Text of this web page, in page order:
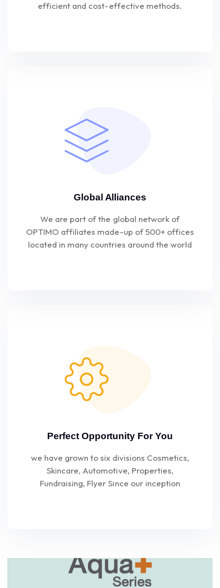
efficient and cost-effective methods.
Global Alliances
We are part of the global network of
OPTIMO affiliates made-up of 500+ offices
located in many countries around the world
Perfect Opportunity For You
we have grown to six divisions Cosmetics,
Skincare, Automotive, Properties,
Fundraising, Flyer Since our inception